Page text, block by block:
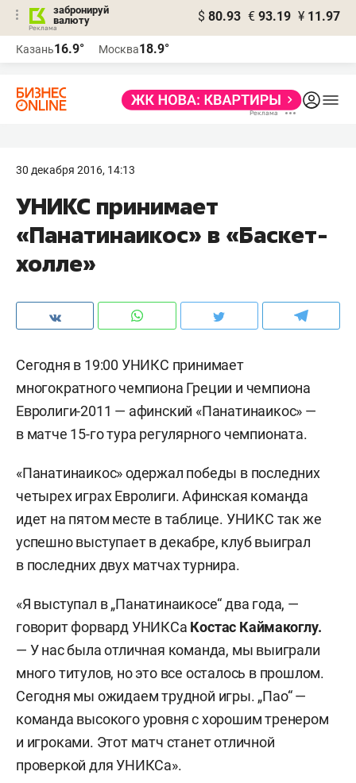
забронируй
валюту
$ 80.93 € 93.19 ¥ 11.97
Казань16.9° Москва18.9°
30 декабря 2016, 14:13
УНИКС принимает
«Панатинаикос» в «Баскет-
холле»
Сегодня в 19:00 УНИКС принимает
многократного чемпиона Греции и чемпиона
Евролиги-2011 — афинский «Панатинаикос» —
в матче 15-го тура регулярного чемпионата.
«Панатинаикос» одержал победы в последних
четырех играх Евролиги. Афинская команда
идет на пятом месте в таблице. УНИКС так же
успешно выступает в декабре, клуб выиграл
в последних двух матчах турнира.
«Я выступал в „Панатинаикосе“ два года, —
говорит форвард УНИКСа Костас Каймакоглу.
— У нас была отличная команда, мы выиграли
много титулов, но это все осталось в прошлом.
Сегодня мы ожидаем трудной игры. „Пао“ —
команда высокого уровня с хорошим тренером
и игроками. Этот матч станет отличной
проверкой для УНИКСа».